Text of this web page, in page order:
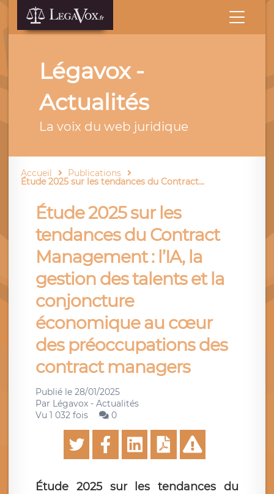
Légavox -
Actualités
La voix du web juridique
Accueil Publications
Étude 2025 sur les tendances du Contract...
Étude 2025 sur les
tendances du Contract
Management : l’IA, la
gestion des talents et la
conjoncture
économique au cœur
des préoccupations des
contract managers
Publié le 28/01/2025
Par Légavox - Actualités
Vu 1 032 fois
0
Étude 2025 sur les tendances du